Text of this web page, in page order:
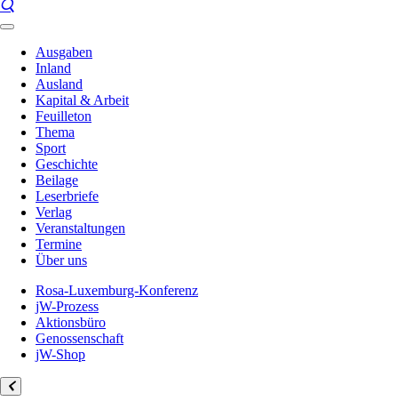
Ausgaben
Inland
Ausland
Kapital & Arbeit
Feuilleton
Thema
Sport
Geschichte
Beilage
Leserbriefe
Verlag
Veranstaltungen
Termine
Über uns
Rosa-Luxemburg-Konferenz
jW-Prozess
Aktionsbüro
Genossenschaft
jW-Shop